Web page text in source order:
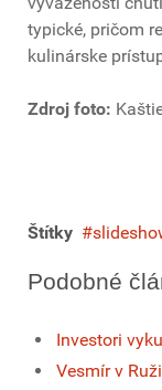
typické, pričom
kulinárske
Zdroj foto:
Štítky
Podobné
Investori
Vesmír v